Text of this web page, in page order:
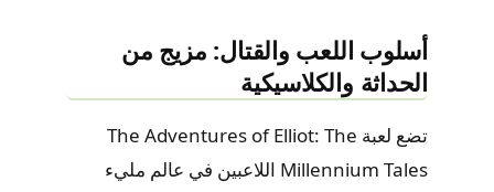
أسلوب اللعب والقتال: مزيج من
الحداثة والكلاسيكية
تضع لعبة The Adventures of Elliot: The
Millennium Tales اللاعبين في عالم مليء